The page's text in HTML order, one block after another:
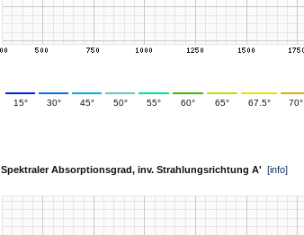
15° 30° 45° 50° 55° 60° 65° 67.5° 70°
Spektraler Absorptionsgrad, inv. Strahlungsrichtung A' [info]